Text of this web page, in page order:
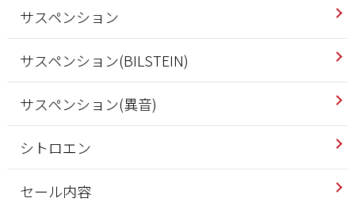
サスペンション
サスペンション(BILSTEIN)
サスペンション(異音)
シトロエン
セール内容